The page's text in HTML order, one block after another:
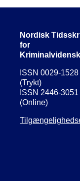
Nordisk
for
ISSN 0029-1528
(Trykt)
ISSN 2446-3051
(Online)